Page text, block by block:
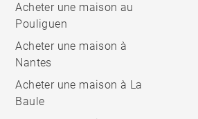
Acheter une maison au
Pouliguen
Acheter une maison à
Nantes
Acheter une maison à La
Baule